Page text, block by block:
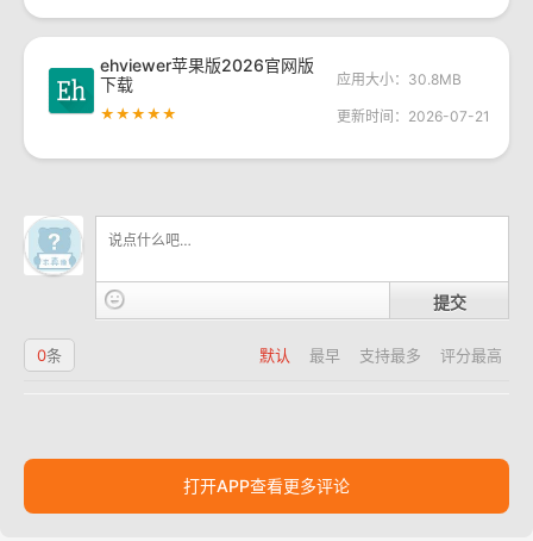
ehviewer苹果版2026官网版
下载
★★★★★
应用大小：30.8MB
更新时间：2026-07-21
提交
默认 最早 支持最多 评分最高
0条
打开APP查看更多评论